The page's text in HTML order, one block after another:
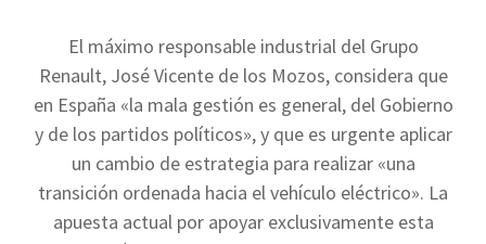
El máximo responsable industrial del Grupo
Renault, José Vicente de los Mozos, considera que
en España «la mala gestión es general, del Gobierno
y de los partidos políticos», y que es urgente aplicar
un cambio de estrategia para realizar «una
transición ordenada hacia el vehículo eléctrico». La
apuesta actual por apoyar exclusivamente esta